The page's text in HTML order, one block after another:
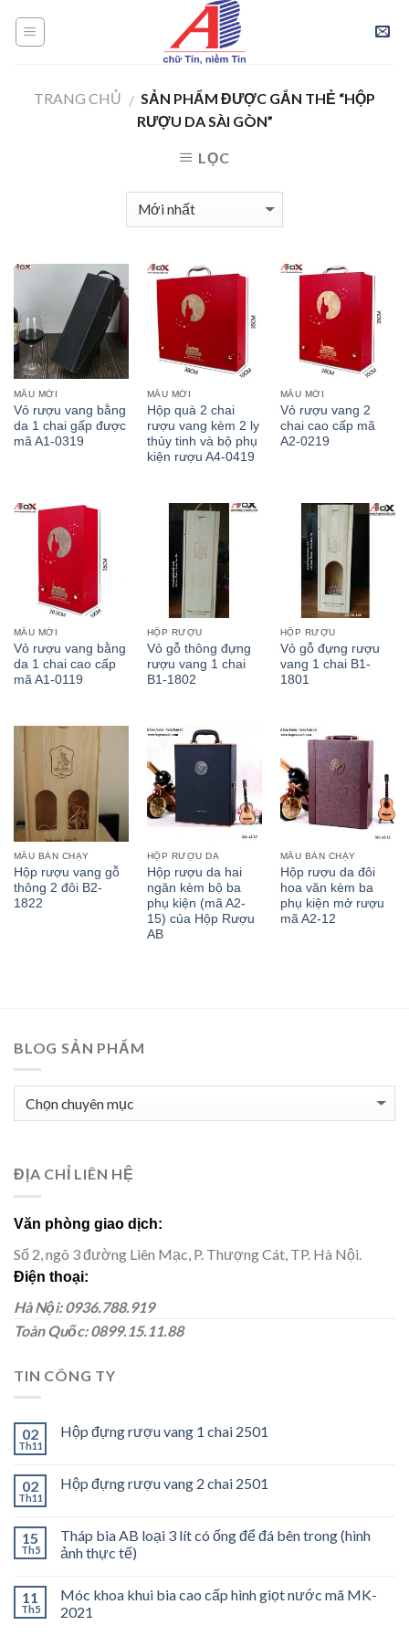
TRANG CHỦ / SẢN PHẨM ĐƯỢC GẮN THẺ “HỘP
RƯỢU DA SÀI GÒN”
LỌC
MẪU MỚI
Vỏ rượu vang bằng
da 1 chai gấp được
mã A1-0319
MẪU MỚI
Hộp quà 2 chai
rượu vang kèm 2 ly
thủy tinh và bộ phụ
kiện rượu A4-0419
MẪU MỚI
Vỏ rượu vang 2
chai cao cấp mã
A2-0219
MẪU MỚI
Vỏ rượu vang bằng
da 1 chai cao cấp
mã A1-0119
HỘP RƯỢU
Vỏ gỗ thông đựng
rượu vang 1 chai
B1-1802
HỘP RƯỢU
Vỏ gỗ đựng rượu
vang 1 chai B1-
1801
MẪU BÁN CHẠY
Hộp rượu vang gỗ
thông 2 đôi B2-
1822
HỘP RƯỢU DA
Hộp rượu da hai
ngăn kèm bộ ba
phụ kiện (mã A2-
15) của Hộp Rượu
AB
MẪU BÁN CHẠY
Hộp rượu da đôi
hoa văn kèm ba
phụ kiện mở rượu
mã A2-12
BLOG SẢN PHẨM
BLOG
SẢN
ĐỊA CHỈ LIÊN HỆ
Văn phòng giao dịch:
Số 2, ngõ 3 đường Liên Mạc, P. Thượng Cát, TP. Hà Nội.
Điện thoại:
Hà Nội: 0936.788.919
Toàn Quốc: 0899.15.11.88
TIN CÔNG TY
02
Th11
Hộp đựng rượu vang 1 chai 2501
02
Th11
Hộp đựng rượu vang 2 chai 2501
15
Th5
Tháp bia AB loại 3 lít có ống để đá bên trong (hình
ảnh thực tế)
11
Th5
Móc khoa khui bia cao cấp hình giọt nước mã MK-
2021